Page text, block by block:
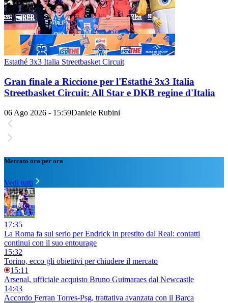
Estathé 3x3 Italia Streetbasket Circuit
Gran finale a Riccione per l'Estathé 3x3 Italia
Streetbasket Circuit: All Star e DKB regine d'Italia
06 Ago 2026 - 15:59Daniele Rubini
Mercato ora per ora
Vedi tutti
17:35
La Roma fa sul serio per Endrick in prestito dal Real: contatti
continui con il suo entourage
15:32
Torino, ecco gli obiettivi per chiudere il mercato
15:11
Arsenal, ufficiale acquisto Bruno Guimaraes dal Newcastle
14:43
Accordo Ferran Torres-Psg, trattativa avanzata con il Barça